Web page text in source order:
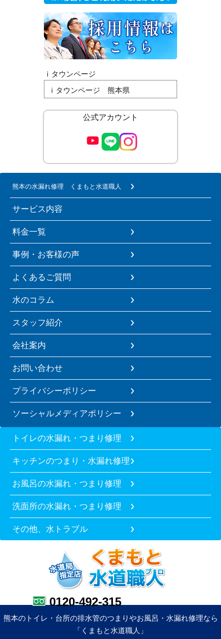
ｉタウンページ
ｉタウンページ 熊本県
公式アカウント
熊本の水漏れ修理 くまもと水道職人
サービス内容
料金一覧
事例・お客様の声
よくあるご質問
水のコラム
スタッフ紹介
会社案内
お問い合わせ
プライバシーポリシー
ソーシャルメディアポリシー
トイレの水漏れ・つまり修理
キッチンのつまり・水漏れ修理
お風呂の水漏れ・つまり修理
洗面所の水漏れ・つまり修理
その他、水トラブル
0120-492-315
熊本のトイレ・台所の排水管のつまりやお風呂・水漏れ修理なら
「くまもと水道職人」